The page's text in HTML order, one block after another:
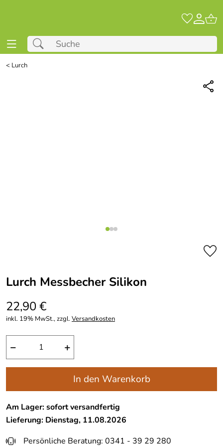
< Lurch
Lurch Messbecher Silikon
22,90 €
inkl. 19% MwSt., zzgl.Versandkosten
− +
In den Warenkorb
Am Lager: sofort versandfertig
Lieferung: Dienstag, 11.08.2026
Persönliche Beratung: 0341 - 39 29 280